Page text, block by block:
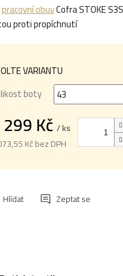
pracovní obuvCofra STOKE
proti propíchnutí
VARIANTU
boty
Kč / ks
Kč bez DPH
Zeptat se
Hlídat